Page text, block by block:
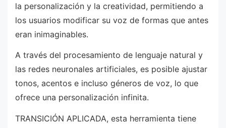
la personalización y la creatividad, permitiendo a
los usuarios modificar su voz de formas que antes
eran inimaginables.
A través del procesamiento de lenguaje natural y
las redes neuronales artificiales, es posible ajustar
tonos, acentos e incluso géneros de voz, lo que
ofrece una personalización infinita.
TRANSICIÓN APLICADA, esta herramienta tiene